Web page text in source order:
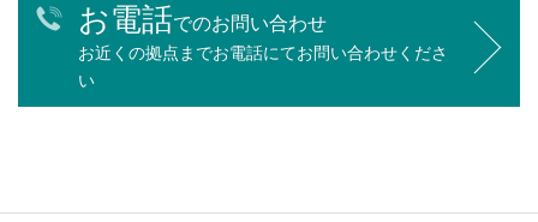
お電話でのお問い合わせ
お近くの拠点までお電話にてお問い合わせくださ
い